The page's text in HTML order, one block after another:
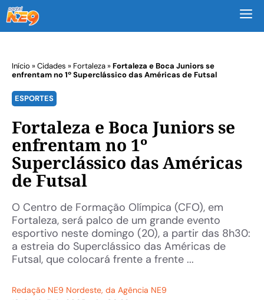
Início »Cidades » Fortaleza»Fortaleza e Boca Juniors se
enfrentam no 1º Superclássico das Américas de Futsal
ESPORTES
Fortaleza e Boca Juniors se
enfrentam no 1º
Superclássico das Américas
de Futsal
O Centro de Formação Olímpica (CFO), em
Fortaleza, será palco de um grande evento
esportivo neste domingo (20), a partir das 8h30:
a estreia do Superclássico das Américas de
Futsal, que colocará frente a frente ...
Redação NE9 Nordeste, da Agência NE9